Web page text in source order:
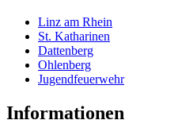
Linz am Rhein
St. Katharinen
Dattenberg
Ohlenberg
Jugendfeuerwehr
Informationen